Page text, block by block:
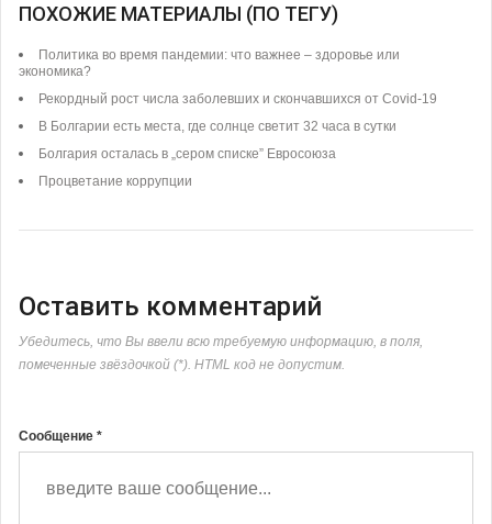
ПОХОЖИЕ МАТЕРИАЛЫ (ПО ТЕГУ)
Политика во время пандемии: что важнее – здоровье или
экономика?
Рекордный рост числа заболевших и скончавшихся от Covid-19
В Болгарии есть места, где солнце светит 32 часа в сутки
Болгария осталась в „сером списке” Евросоюза
Процветание коррупции
Оставить комментарий
Убедитесь, что Вы ввели всю требуемую информацию, в поля,
помеченные звёздочкой (*). HTML код не допустим.
Сообщение *